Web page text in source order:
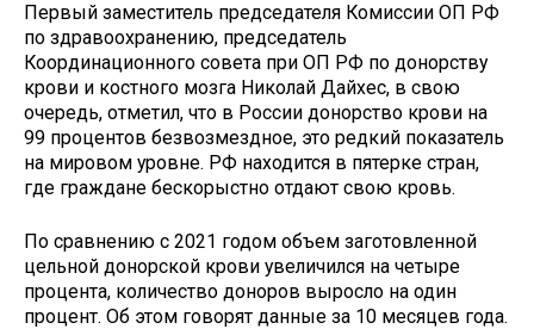
Первый заместитель председателя Комиссии ОП РФ
по здравоохранению, председатель
Координационного совета при ОП РФ по донорству
крови и костного мозга Николай Дайхес, в свою
очередь, отметил, что в России донорство крови на
99 процентов безвозмездное, это редкий показатель
на мировом уровне. РФ находится в пятерке стран,
где граждане бескорыстно отдают свою кровь.
По сравнению с 2021 годом объем заготовленной
цельной донорской крови увеличился на четыре
процента, количество доноров выросло на один
процент. Об этом говорят данные за 10 месяцев года.